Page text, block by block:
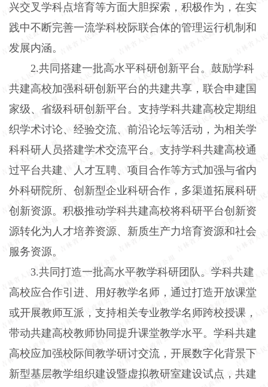
兴交叉学科点培育等方面大胆探索，积极作为，在实
践中不断完善一流学科校际联合体的管理运行机制和
发展内涵。
2.共同搭建一批高水平科研创新平台。鼓励学科
共建高校加强科研创新平台的共建共享，联合申建国
家级、省级科研创新平台。支持学科共建高校定期组
织学术讨论、经验交流、前沿论坛等活动，为相关学
科科研人员搭建学术交流平台。支持学科共建高校通
过平台共建、人才互聘、项目合作等方式加强与省内
外科研院所、创新型企业科研合作，多渠道拓展科研
创新资源。积极推动学科共建高校将科研平台创新资
源转化为人才培养资源、新质生产力培育资源和社会
服务资源。
3.共同打造一批高水平教学科研团队。学科共建
高校应合作引进、用好教学名师，通过打造开放课堂
或开展教师互派，支持相关专业教学名师跨校授课，
带动共建高校教师协同提升课堂教学水平。学科共建
高校应加强校际间教学研讨交流，开展数字化背景下
新型基层教学组织建设暨虚拟教研室建设试点，共建